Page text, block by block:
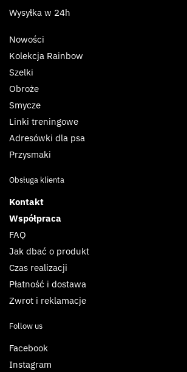
Wysyłka w 24h
Nowości
Kolekcja Rainbow
Szelki
Obroże
Smycze
Linki treningowe
Adresówki dla psa
Przysmaki
Obsługa klienta
Kontakt
Współpraca
FAQ
Jak dbać o produkt
Czas realizacji
Płatność i dostawa
Zwrot i reklamacje
Follow us
Facebook
Instagram